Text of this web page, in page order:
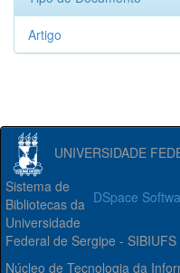
Artigo
UNIVERSIDADE
DSpace
Sistema de
Bibliotecas da
Universidade
Federal de Sergipe - SIBIUFS
Núcleo de Tecnologia da